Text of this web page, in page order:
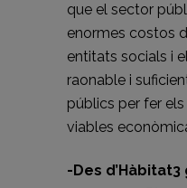
que el sector
enormes costos
entitats socials i
raonable i
públics per fer
viables
-Des